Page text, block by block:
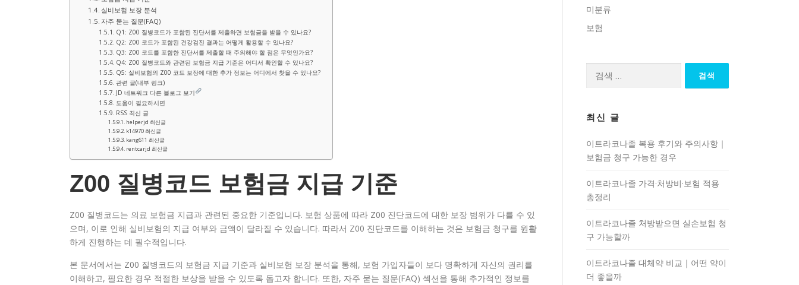
실비보험 보장 분석
자주 묻는 질문(FAQ)
Q1: Z00 질병코드가 포함된 진단서를 제출하면 보험금을 받을 수 있나요?
Q2: Z00 코드가 포함된 건강검진 결과는 어떻게 활용할 수 있나요?
Q3: Z00 코드를 포함한 진단서를 제출할 때 주의해야 할 점은 무엇인가요?
Q4: Z00 질병코드와 관련된 보험금 지급 기준은 어디서 확인할 수 있나요?
Q5: 실비보험의 Z00 코드 보장에 대한 추가 정보는 어디에서 찾을 수 있나요?
관련 글(내부 링크)
JD 네트워크 다른 블로그 보기
도움이 필요하시면
RSS 최신 글
helperjd 최신글
k14970 최신글
kang611 최신글
rentcarjd 최신글
Z00 질병코드 보험금 지급 기준
Z00 질병코드는 의료 보험금 지급과 관련된 중요한 기준입니다. 보험 상품에 따라 Z00 진단코드에 대한 보장 범위가 다를 수 있
으며, 이로 인해 실비보험의 지급 여부와 금액이 달라질 수 있습니다. 따라서 Z00 진단코드를 이해하는 것은 보험금 청구를 원활
하게 진행하는 데 필수적입니다.
본 문서에서는 Z00 질병코드의 보험금 지급 기준과 실비보험 보장 분석을 통해, 보험 가입자들이 보다 명확하게 자신의 권리를
이해하고, 필요한 경우 적절한 보상을 받을 수 있도록 돕고자 합니다. 또한, 자주 묻는 질문(FAQ) 섹션을 통해 추가적인 정보를
미분류
보험
최신 글
이트라코나졸 복용 후기와 주의사항｜
보험금 청구 가능한 경우
이트라코나졸 가격·처방비·보험 적용
총정리
이트라코나졸 처방받으면 실손보험 청
구 가능할까
이트라코나졸 대체약 비교｜어떤 약이
더 좋을까